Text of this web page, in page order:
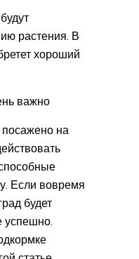
растения. В
хороший
важно
посажено на
Если вовремя
будет
успешно.